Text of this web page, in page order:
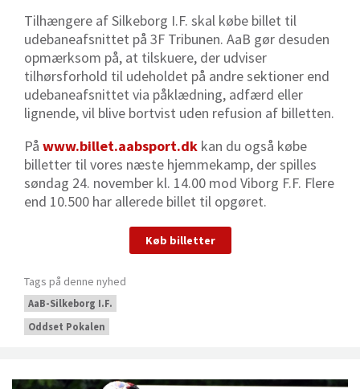
Tilhængere af Silkeborg I.F. skal købe billet til
udebaneafsnittet på 3F Tribunen. AaB gør desuden
opmærksom på, at tilskuere, der udviser
tilhørsforhold til udeholdet på andre sektioner end
udebaneafsnittet via påklædning, adfærd eller
lignende, vil blive bortvist uden refusion af billetten.
På www.billet.aabsport.dk kan du også købe
billetter til vores næste hjemmekamp, der spilles
søndag 24. november kl. 14.00 mod Viborg F.F. Flere
end 10.500 har allerede billet til opgøret.
Køb billetter
Tags på denne nyhed
AaB-Silkeborg I.F.
Oddset Pokalen